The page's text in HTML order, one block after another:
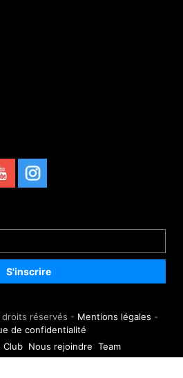
réservés - Mentions légales -
de confidentialité
Club Nous rejoindre Team